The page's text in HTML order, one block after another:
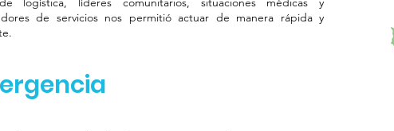
de servicios nos permitió actuar de manera rápida y